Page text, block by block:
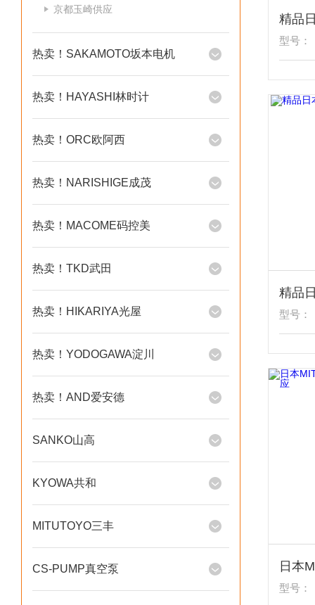
京都玉崎供应
热卖！SAKAMOTO坂本电机
热卖！HAYASHI林时计
热卖！ORC欧阿西
热卖！NARISHIGE成茂
热卖！MACOME码控美
热卖！TKD武田
热卖！HIKARIYA光屋
热卖！YODOGAWA淀川
热卖！AND爱安德
SANKO山高
KYOWA共和
MITUTOYO三丰
CS-PUMP真空泵
型号：
型号：
型号：